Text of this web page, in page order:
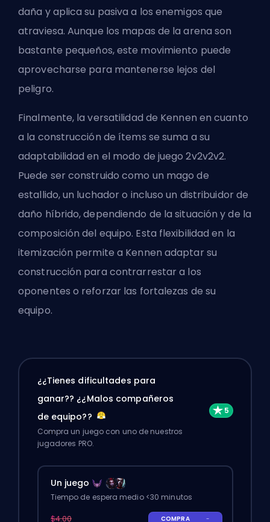
daña y aplica su pasiva a los enemigos que
atraviesa. Aunque los mapas de la arena son
bastante pequeños, este movimiento puede
aprovecharse para mantenerse lejos del
peligro.
Finalmente, la versatilidad de Kennen en cuanto
a la construcción de ítems se suma a su
adaptabilidad en el modo de juego 2v2v2v2.
Puede ser construido como un mago de
estallido, un luchador o incluso un distribuidor de
daño híbrido, dependiendo de la situación y de la
composición del equipo. Esta flexibilidad en la
itemización permite a Kennen adaptar su
construcción para contrarrestar a los
oponentes o reforzar las fortalezas de su
equipo.
¿¿Tienes dificultades para
ganar?? ¿¿Malos compañeros
de equipo??
Compra un juego con uno de nuestros
jugadores PRO.
Un juego
Tiempo de espera medio <30 minutos
$4.00 COMPRA -